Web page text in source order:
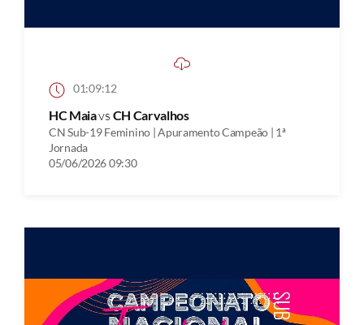
01:09:12
HC Maiavs CH Carvalhos
CN Sub-19 Feminino | Apuramento Campeão | 1ª
Jornada
05/06/2026 09:30